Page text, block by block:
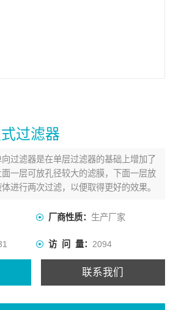
过滤器
过滤器是在单层过滤器的基础上增加了
一层可放孔径较大的滤膜，下面一层放
进行两次过滤，以便取得更好的效果。
厂商性质： 生产厂家
访 问 量： 2094
联系我们